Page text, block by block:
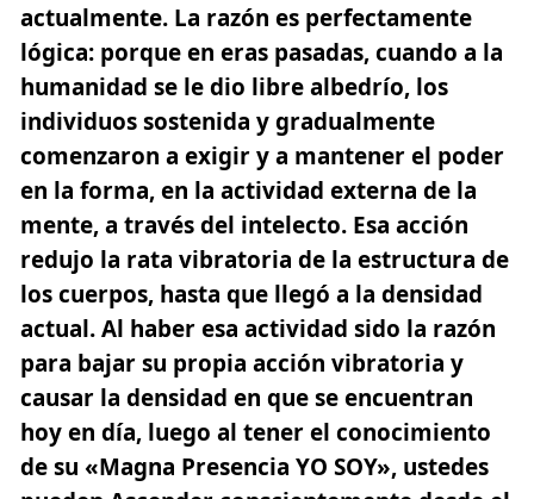
actualmente. La razón es perfectamente
lógica: porque en eras pasadas, cuando a la
humanidad se le dio libre albedrío, los
individuos sostenida y gradualmente
comenzaron a exigir y a mantener el poder
en la forma, en la actividad externa de la
mente, a través del intelecto. Esa acción
redujo la rata vibratoria de la estructura de
los cuerpos, hasta que llegó a la densidad
actual. Al haber esa actividad sido la razón
para bajar su propia acción vibratoria y
causar la densidad en que se encuentran
hoy en día, luego al tener el conocimiento
de su «Magna Presencia YO SOY», ustedes